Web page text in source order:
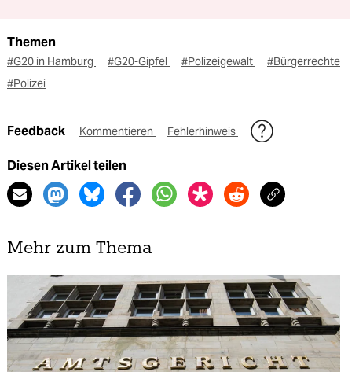
Themen
#G20 in Hamburg #G20-Gipfel #Polizeigewalt
#Bürgerrechte
#Polizei
Feedback Kommentieren Fehlerhinweis
Diesen Artikel teilen
Mehr zum Thema